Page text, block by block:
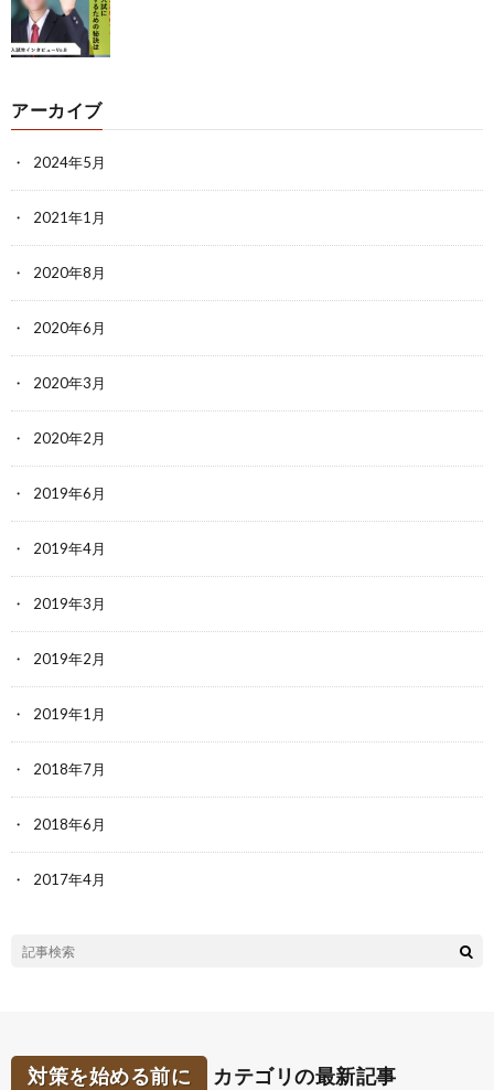
アーカイブ
2024年5月
2021年1月
2020年8月
2020年6月
2020年3月
2020年2月
2019年6月
2019年4月
2019年3月
2019年2月
2019年1月
2018年7月
2018年6月
2017年4月
対策を始める前に カテゴリの最新記事